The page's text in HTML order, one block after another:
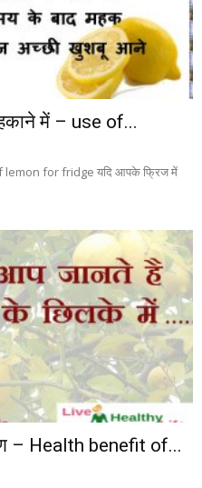
में – use of...
lemon for fridge यदि आपके फ्रिज में
– Health benefit of...